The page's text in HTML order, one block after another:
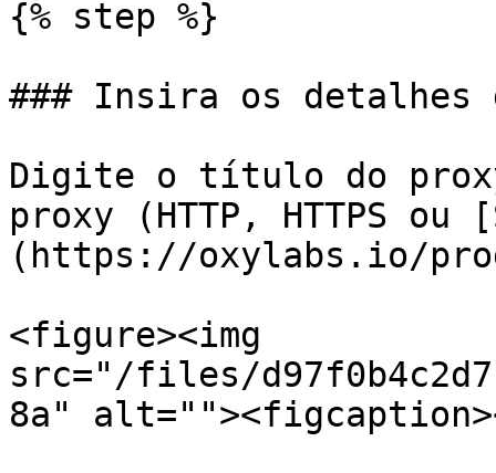
{% step %}
### Insira os detalhes
Digite o título do
proxy (HTTP, HTTPS ou
(https://oxylabs.io/
<figure><img
src="/files/
8a"